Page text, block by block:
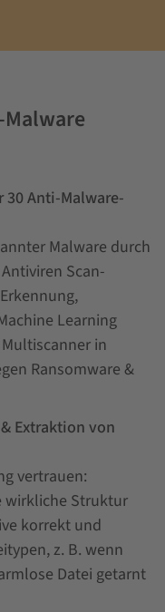
30 Anti-Malware-
Malware durch
Scan-
Learning
in
Ransomware &
Extraktion von
vertrauen:
wirkliche Struktur
korrekt und
z. B. wenn
Datei getarnt